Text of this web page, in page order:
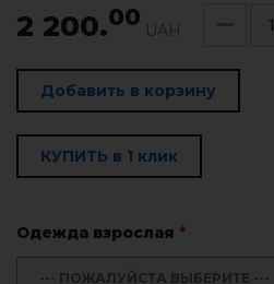
2 200.00 UAH
Добавить в корзину
КУПИТЬ в 1 клик
Одежда взрослая *
--- ПОЖАЛУЙСТА ВЫБЕРИТЕ ---